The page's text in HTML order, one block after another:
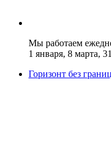
Мы работаем
1 января, 8 марта,
Горизонт без границ